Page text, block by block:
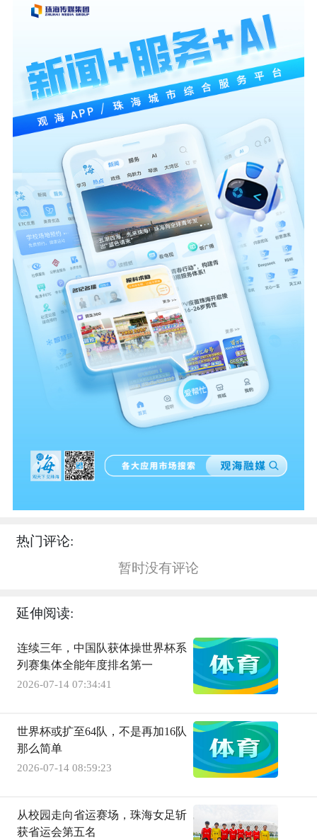
热门评论:
暂时没有评论
延伸阅读:
连续三年，中国队获体操世界杯系
列赛集体全能年度排名第一
2026-07-14 07:34:41
世界杯或扩至64队，不是再加16队
那么简单
2026-07-14 08:59:23
从校园走向省运赛场，珠海女足斩
获省运会第五名